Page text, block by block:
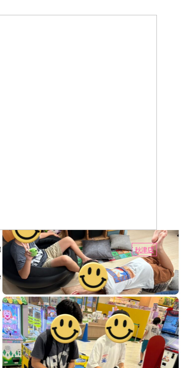
秋津店
今、、、☆【三和エステート秋津店 賃貸ブログ】
お疲れさまです！！ 体調が99％回復しまして～
ベキューが楽しみなマット...